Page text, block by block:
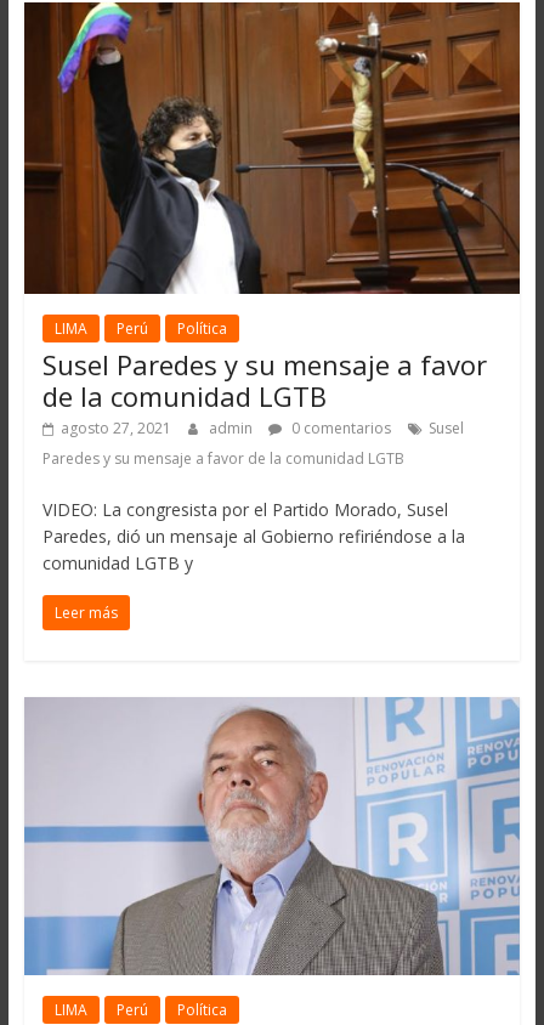
LIMA Perú Política
Susel Paredes y su mensaje a favor
de la comunidad LGTB
agosto 27, 2021 admin 0 comentarios
Susel
Paredes y su mensaje a favor de la comunidad LGTB
VIDEO: La congresista por el Partido Morado, Susel
Paredes, dió un mensaje al Gobierno refiriéndose a la
comunidad LGTB y
Leer más
LIMA Perú Política